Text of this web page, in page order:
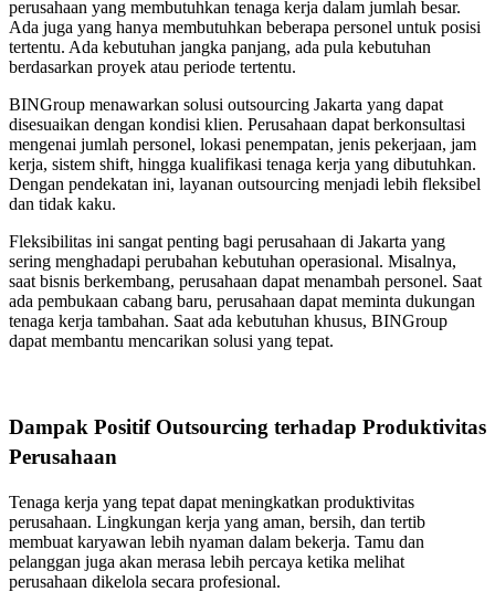
perusahaan yang membutuhkan tenaga kerja dalam jumlah besar.
Ada juga yang hanya membutuhkan beberapa personel untuk posisi
tertentu. Ada kebutuhan jangka panjang, ada pula kebutuhan
berdasarkan proyek atau periode tertentu.
BINGroup menawarkan solusi outsourcing Jakarta yang dapat
disesuaikan dengan kondisi klien. Perusahaan dapat berkonsultasi
mengenai jumlah personel, lokasi penempatan, jenis pekerjaan, jam
kerja, sistem shift, hingga kualifikasi tenaga kerja yang dibutuhkan.
Dengan pendekatan ini, layanan outsourcing menjadi lebih fleksibel
dan tidak kaku.
Fleksibilitas ini sangat penting bagi perusahaan di Jakarta yang
sering menghadapi perubahan kebutuhan operasional. Misalnya,
saat bisnis berkembang, perusahaan dapat menambah personel. Saat
ada pembukaan cabang baru, perusahaan dapat meminta dukungan
tenaga kerja tambahan. Saat ada kebutuhan khusus, BINGroup
dapat membantu mencarikan solusi yang tepat.
Dampak Positif Outsourcing terhadap Produktivitas
Perusahaan
Tenaga kerja yang tepat dapat meningkatkan produktivitas
perusahaan. Lingkungan kerja yang aman, bersih, dan tertib
membuat karyawan lebih nyaman dalam bekerja. Tamu dan
pelanggan juga akan merasa lebih percaya ketika melihat
perusahaan dikelola secara profesional.